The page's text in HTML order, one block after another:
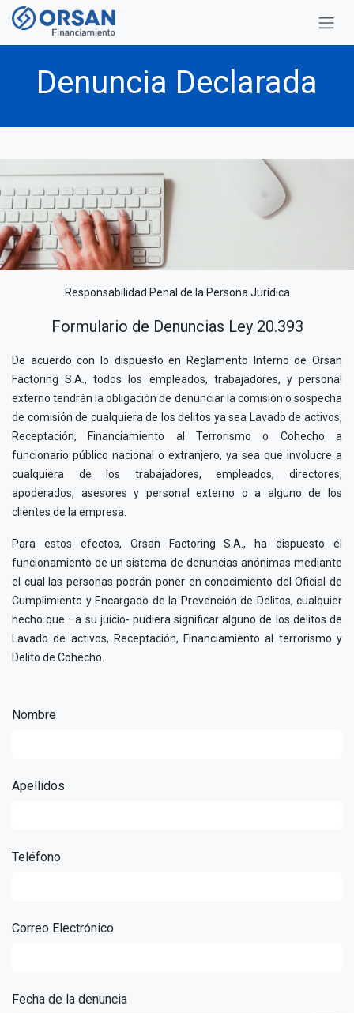
Ir al contenido
Denuncia Declarada
Responsabilidad Penal de la Persona Jurídica
Formulario de Denuncias Ley 20.393
De acuerdo con lo dispuesto en Reglamento Interno de Orsan
Factoring S.A., todos los empleados, trabajadores, y personal
externo tendrán la obligación de denunciar la comisión o sospecha
de comisión de cualquiera de los delitos ya sea Lavado de activos,
Receptación, Financiamiento al Terrorismo o Cohecho a
funcionario público nacional o extranjero, ya sea que involucre a
cualquiera de los trabajadores, empleados, directores,
apoderados, asesores y personal externo o a alguno de los
clientes de la empresa.
Para estos efectos, Orsan Factoring S.A., ha dispuesto el
funcionamiento de un sistema de denuncias anónimas mediante
el cual las personas podrán poner en conocimiento del Oficial de
Cumplimiento y Encargado de la Prevención de Delitos, cualquier
hecho que –a su juicio- pudiera significar alguno de los delitos de
Lavado de activos, Receptación, Financiamiento al terrorismo y
Delito de Cohecho.
Nombre
Apellidos
Teléfono
Correo Electrónico
Fecha de la denuncia